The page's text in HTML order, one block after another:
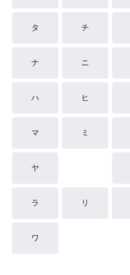
タ チ
ナ ニ
ハ ヒ
マ ミ
ヤ
ラ リ
ワ